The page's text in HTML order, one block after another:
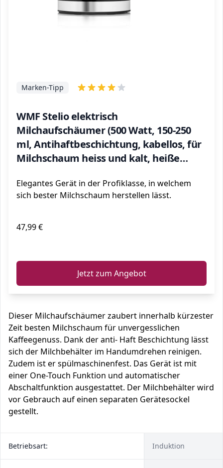
WMF Stelio elektrisch
Milchaufschäumer (500 Watt, 150-250
ml, Antihaftbeschichtung, kabellos, für
Milchschaum heiss und kalt, heiße
Marken-Tipp
Elegantes Gerät in der Profiklasse, in welchem
sich bester Milchschaum herstellen lässt.
47,99 €
Jetzt zum Angebot
Dieser Milchaufschäumer zaubert innerhalb kürzester
Zeit besten Milchschaum für unvergesslichen
Kaffeegenuss. Dank der anti- Haft Beschichtung lässt
sich der Milchbehälter im Handumdrehen reinigen.
Zudem ist er spülmaschinenfest. Das Gerät ist mit
einer One-Touch Funktion und automatischer
Abschaltfunktion ausgestattet. Der Milchbehälter wird
vor Gebrauch auf einen separaten Gerätesockel
gestellt.
Betriebsart: Induktion